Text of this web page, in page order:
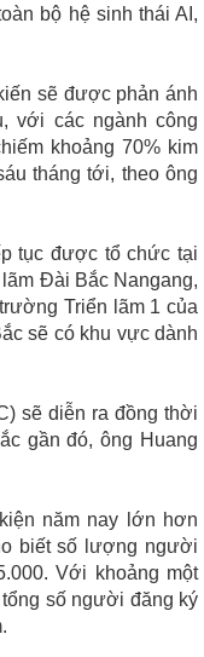
bộ hệ sinh thái AI,
​​sẽ được phản ánh
với các ngành công
khoảng 70% kim
tháng tới, theo ông
tục được tổ chức tại
Đài Bắc Nangang,
Triển lãm 1 của
sẽ có khu vực dành
sẽ diễn ra đồng thời
gần đó, ông Huang
năm nay lớn hơn
biết số lượng người
Với khoảng một
số người đăng ký